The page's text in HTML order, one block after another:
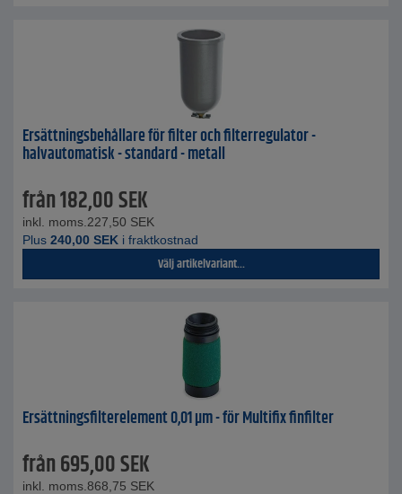
Ersättningsbehållare för filter och filterregulator -
halvautomatisk - standard - metall
från182,00SEK
inkl. moms. 227,50 SEK
Plus 240,00 SEK i fraktkostnad
Välj artikelvariant...
Ersättningsfilterelement 0,01 µm - för Multifix finfilter
från695,00SEK
inkl. moms. 868,75 SEK